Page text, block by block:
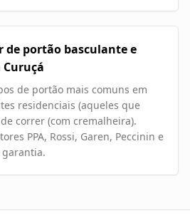
de portão basculante e
de portão mais comuns em
residenciais (aqueles que
correr (com cremalheira).
PPA, Rossi, Garen, Peccinin e